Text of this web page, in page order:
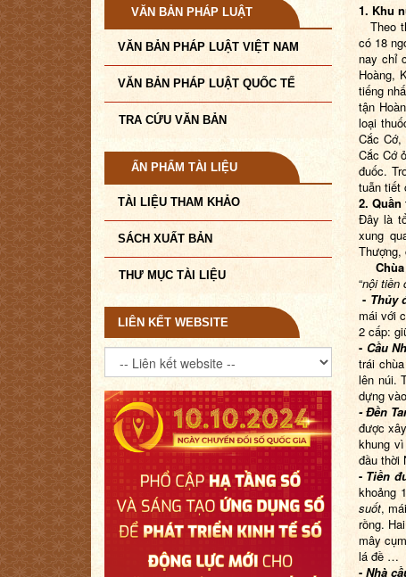
VĂN BẢN PHÁP LUẬT
VĂN BẢN PHÁP LUẬT VIỆT NAM
VĂN BẢN PHÁP LUẬT QUỐC TẾ
TRA CỨU VĂN BẢN
ẤN PHẨM TÀI LIỆU
TÀI LIỆU THAM KHẢO
SÁCH XUẤT BẢN
THƯ MỤC TÀI LIỆU
LIÊN KẾT WEBSITE
1. Khu
Theo
có 18
nay chỉ
Hoàng,
tiếng
tận
loại
Cắc
Cắc Cớ
đuốc.
tuẫn tiết
2. Quần
Đây là
xung
Thượng,
Chùa
“nội tiền
- Thủy
mái với
2 cấp:
- Cầu
trái
lên núi.
dựng
-Đền
được
khung
đầu thời
- Tiền
khoảng
suốt,
rồng.
mây
lá đề …
-Nhà